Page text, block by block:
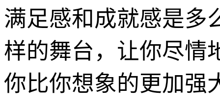
满足感和成就感是多
样的舞台，让你尽情
你比你想象的更加强